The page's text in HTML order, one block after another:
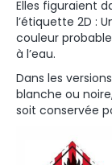
Elles figuraient
l’étiquette 2D :
couleur
à l’eau.
Dans les
blanche ou
soit conservée